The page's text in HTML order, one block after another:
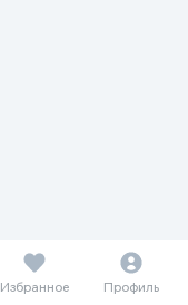
Избранное Профиль